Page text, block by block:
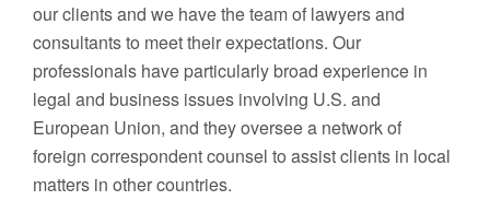
our clients and we have the team of lawyers and
consultants to meet their expectations. Our
professionals have particularly broad experience in
legal and business issues involving U.S. and
European Union, and they oversee a network of
foreign correspondent counsel to assist clients in local
matters in other countries.